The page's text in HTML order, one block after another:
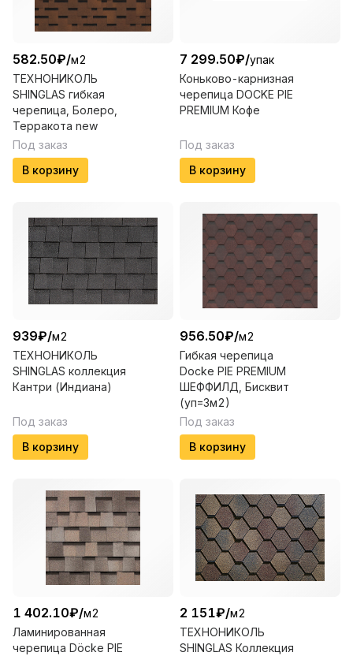
582.50₽/м2
ТЕХНОНИКОЛЬ
SHINGLAS гибкая
черепица, Болеро,
Терракота new
Под заказ
В корзину
7 299.50₽/упак
Коньково-карнизная
черепица DOCKE PIE
PREMIUM Кофе
Под заказ
В корзину
939₽/м2
ТЕХНОНИКОЛЬ
SHINGLAS коллекция
Кантри (Индиана)
Под заказ
В корзину
956.50₽/м2
Гибкая черепица
Docke PIE PREMIUM
ШЕФФИЛД, Бисквит
(уп=3м2)
Под заказ
В корзину
1 402.10₽/м2
Ламинированная
черепица Döcke PIE
2 151₽/м2
ТЕХНОНИКОЛЬ
SHINGLAS Коллекция